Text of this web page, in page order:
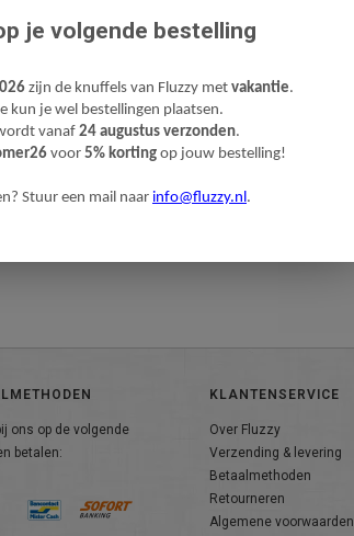
ons op de volgende
betalen:
KLANTENSERVICE
Over Fluzzy
Verzending & levering
Betaalmethoden
Retourneren
Algemene voorwaarden
je volgende bestelling
zijn de knuffels van Fluzzy met vakantie.
kun je wel bestellingen plaatsen.
vanaf24 augustus verzonden.
voor 5% korting op jouw bestelling!
Stuur een mail naar info@fluzzy.nl.